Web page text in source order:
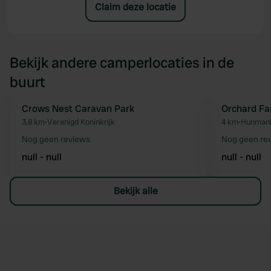
Claim deze locatie
Bekijk andere camperlocaties in de
buurt
Favoriet
Crows Nest Caravan Park
3,8 km•Verenigd Koninkrijk
Nog geen reviews
null - null
Orchard
4 km•
Nog geen
null - null
Bekijk alle